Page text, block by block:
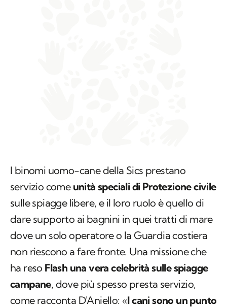
I binomi uomo-cane della Sics prestano
servizio come unità speciali di Protezione civile
sulle spiagge libere, e il loro ruolo è quello di
dare supporto ai bagnini in quei tratti di mare
dove un solo operatore o la Guardia costiera
non riescono a fare fronte. Una missione che
ha reso Flash una vera celebrità sulle spiagge
campane, dove più spesso presta servizio,
come racconta D'Aniello: «I cani sono un punto